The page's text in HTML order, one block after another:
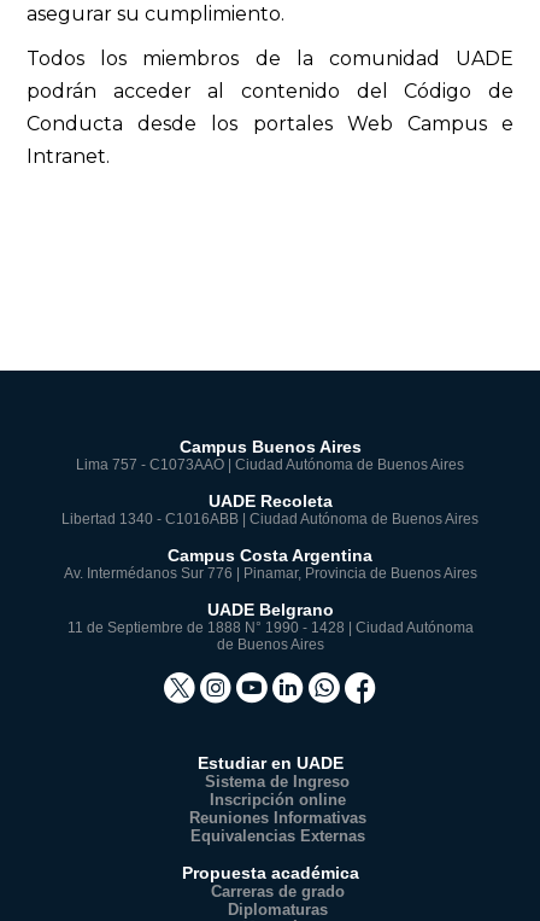
asegurar su cumplimiento.
Todos los miembros de la comunidad UADE
podrán acceder al contenido del Código de
Conducta desde los portales Web Campus e
Intranet.
Campus Buenos Aires
Lima 757 - C1073AAO | Ciudad Autónoma de Buenos Aires
UADE Recoleta
Libertad 1340 - C1016ABB | Ciudad Autónoma de Buenos Aires
Campus Costa Argentina
Av. Intermédanos Sur 776 | Pinamar, Provincia de Buenos Aires
UADE Belgrano
11 de Septiembre de 1888 N° 1990 - 1428 | Ciudad Autónoma
de Buenos Aires
Estudiar en UADE
Sistema de Ingreso
Inscripción online
Reuniones Informativas
Equivalencias Externas
Propuesta académica
Carreras de grado
Diplomaturas